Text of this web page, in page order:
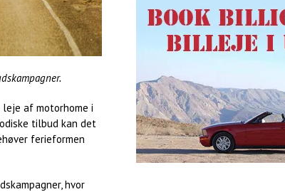
af motorhome i
tilbud kan det
ferieformen
hvor